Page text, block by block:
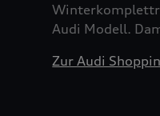
Audi Modell.
Zur Audi